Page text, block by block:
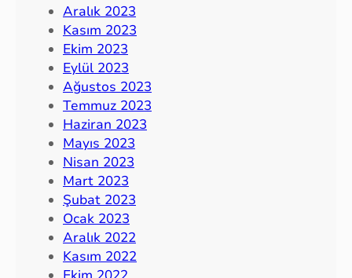
Aralık 2023
Kasım 2023
Ekim 2023
Eylül 2023
Ağustos 2023
Temmuz 2023
Haziran 2023
Mayıs 2023
Nisan 2023
Mart 2023
Şubat 2023
Ocak 2023
Aralık 2022
Kasım 2022